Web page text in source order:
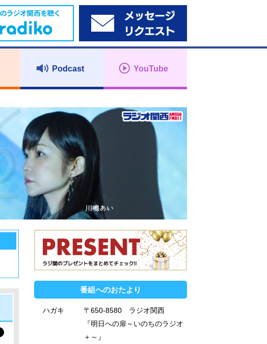
Podcast YouTube
番組へのおたより
ハガキ
〒650-8580 ラジオ関西
『明日への扉～いのちのラジオ
＋～』